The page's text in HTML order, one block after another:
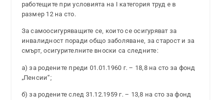
работещите при условията на І категория труд е в
размер 12 на сто.
За самоосигуряващите се, които се осигуряват за
инвалидност поради общо заболяване, за старост и за
смърт, осигурителните вноски са следните:
а) за родените преди 01.01.1960 г. – 18,8 на сто за фонд
„Пенсии“;
б) за родените след 31.12.1959 г. – 13,8 на сто за фонд